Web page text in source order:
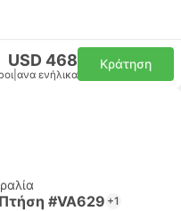
USD 468
ανα ενήλικα
Κράτηση
#VA629 +1